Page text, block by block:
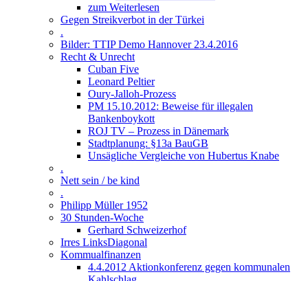
zum Weiterlesen
Gegen Streikverbot in der Türkei
.
Bilder: TTIP Demo Hannover 23.4.2016
Recht & Unrecht
Cuban Five
Leonard Peltier
Oury-Jalloh-Prozess
PM 15.10.2012: Beweise für illegalen
Bankenboykott
ROJ TV – Prozess in Dänemark
Stadtplanung: §13a BauGB
Unsägliche Vergleiche von Hubertus Knabe
.
Nett sein / be kind
.
Philipp Müller 1952
30 Stunden-Woche
Gerhard Schweizerhof
Irres LinksDiagonal
Kommualfinanzen
4.4.2012 Aktionkonferenz gegen kommunalen